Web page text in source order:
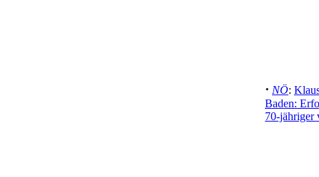
· NÖ:
Baden:
70-jähriger